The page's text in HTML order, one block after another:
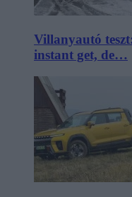
Villanyautó
instant get, de…